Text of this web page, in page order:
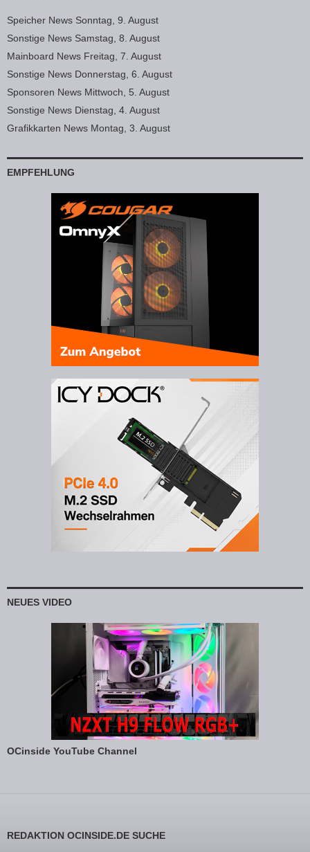
Speicher News Sonntag, 9. August
Sonstige News Samstag, 8. August
Mainboard News Freitag, 7. August
Sonstige News Donnerstag, 6. August
Sponsoren News Mittwoch, 5. August
Sonstige News Dienstag, 4. August
Grafikkarten News Montag, 3. August
EMPFEHLUNG
NEUES VIDEO
OCinside YouTube Channel
REDAKTION OCINSIDE.DE SUCHE